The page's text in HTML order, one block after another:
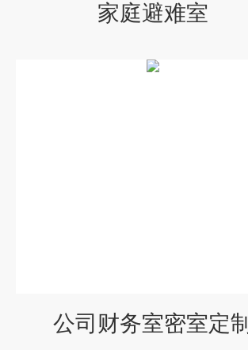
家庭避难室
公司财务室密室定制